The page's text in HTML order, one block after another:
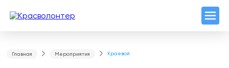
Главная Мероприятия Краевой